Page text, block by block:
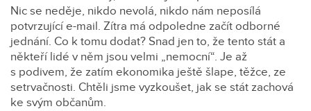
Nic se neděje, nikdo nevolá, nikdo nám neposílá
potvrzující e-mail. Zítra má odpoledne začít odborné
jednání. Co k tomu dodat? Snad jen to, že tento stát a
někteří lidé v něm jsou velmi „nemocní“. Je až
s podivem, že zatím ekonomika ještě šlape, těžce, ze
setrvačnosti. Chtěli jsme vyzkoušet, jak se stát zachová
ke svým občanům.